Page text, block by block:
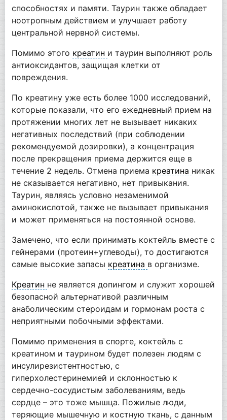
способностях и памяти. Таурин также обладает
ноотропным действием и улучшает работу
центральной нервной системы.
Помимо этого креатин и таурин выполняют роль
антиоксидантов, защищая клетки от
повреждения.
По креатину уже есть более 1000 исследований,
которые показали, что его ежедневный прием на
протяжении многих лет не вызывает никаких
негативных последствий (при соблюдении
рекомендуемой дозировки), а концентрация
после прекращения приема держится еще в
течение 2 недель. Отмена приема креатина никак
не сказывается негативно, нет привыкания.
Таурин, являясь условно незаменимой
аминокислотой, также не вызывает привыкания
и может применяться на постоянной основе.
Замечено, что если принимать коктейль вместе с
гейнерами (протеин+углеводы), то достигаются
самые высокие запасы креатина в организме.
Креатин не является допингом и служит хорошей
безопасной альтернативой различным
анаболическим стероидам и гормонам роста с
неприятными побочными эффектами.
Помимо применения в спорте, коктейль с
креатином и таурином будет полезен людям с
инсулирезистентностью, с
гиперхолестеринемией и склонностью к
сердечно-сосудистым заболеваниям, ведь
сердце – это тоже мышца. Пожилые люди,
теряющие мышечную и костную ткань, с данным